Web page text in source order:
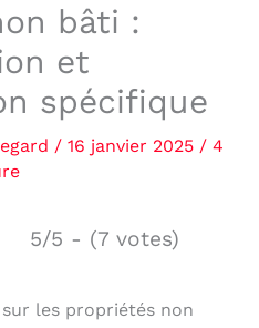
bâti :
et
spécifique
/ 16 janvier 2025 / 4
5/5 - (7 votes)
les propriétés non